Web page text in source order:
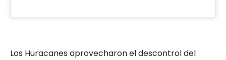
Los Huracanes aprovecharon el descontrol del